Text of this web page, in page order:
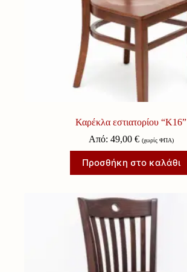
Καρέκλα εστιατορίου “Κ16”
Από: 49,00 € (χωρίς ΦΠΑ)
Προσθήκη στο καλάθι